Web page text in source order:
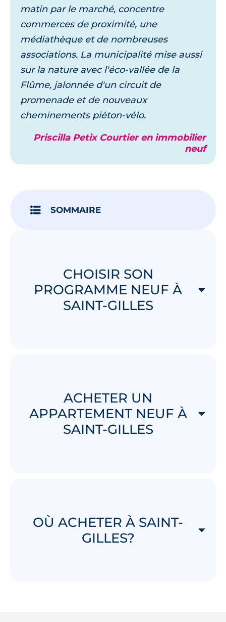
matin par le marché, concentre
commerces de proximité, une
médiathèque et de nombreuses
associations. La municipalité mise aussi
sur la nature avec l'éco-vallée de la
Flûme, jalonnée d'un circuit de
promenade et de nouveaux
cheminements piéton-vélo.
Priscilla Petix Courtier en immobilier
neuf
SOMMAIRE
CHOISIR SON
PROGRAMME NEUF À
SAINT-GILLES
ACHETER UN
APPARTEMENT NEUF À
SAINT-GILLES
OÙ ACHETER À SAINT-
GILLES?